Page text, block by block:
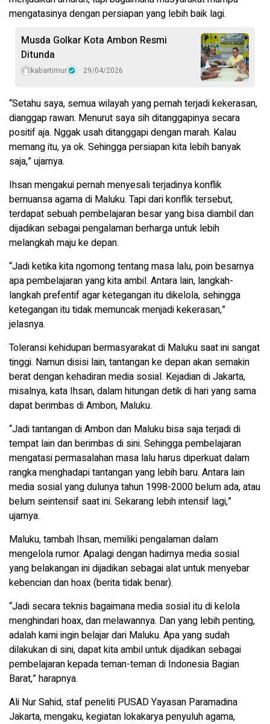
mengatasinya dengan persiapan yang lebih baik lagi.
Musda Golkar Kota Ambon Resmi
Ditunda
kabartimur 29/04/2026
“Setahu saya, semua wilayah yang pernah terjadi kekerasan,
dianggap rawan. Menurut saya sih ditanggapinya secara
positif aja. Nggak usah ditanggapi dengan marah. Kalau
memang itu, ya ok. Sehingga persiapan kita lebih banyak
saja,” ujarnya.
Ihsan mengakui pernah menyesali terjadinya konflik
bernuansa agama di Maluku. Tapi dari konflik tersebut,
terdapat sebuah pembelajaran besar yang bisa diambil dan
dijadikan sebagai pengalaman berharga untuk lebih
melangkah maju ke depan.
“Jadi ketika kita ngomong tentang masa lalu, poin besarnya
apa pembelajaran yang kita ambil. Antara lain, langkah-
langkah prefentif agar ketegangan itu dikelola, sehingga
ketegangan itu tidak memuncak menjadi kekerasan,”
jelasnya.
Toleransi kehidupan bermasyarakat di Maluku saat ini sangat
tinggi. Namun disisi lain, tantangan ke depan akan semakin
berat dengan kehadiran media sosial. Kejadian di Jakarta,
misalnya, kata Ihsan, dalam hitungan detik di hari yang sama
dapat berimbas di Ambon, Maluku.
“Jadi tantangan di Ambon dan Maluku bisa saja terjadi di
tempat lain dan berimbas di sini. Sehingga pembelajaran
mengatasi permasalahan masa lalu harus diperkuat dalam
rangka menghadapi tantangan yang lebih baru. Antara lain
media sosial yang dulunya tahun 1998-2000 belum ada, atau
belum seintensif saat ini. Sekarang lebih intensif lagi,”
ujarnya.
Maluku, tambah Ihsan, memiliki pengalaman dalam
mengelola rumor. Apalagi dengan hadirnya media sosial
yang belakangan ini dijadikan sebagai alat untuk menyebar
kebencian dan hoax (berita tidak benar).
“Jadi secara teknis bagaimana media sosial itu di kelola
menghindari hoax, dan melawannya. Dan yang lebih penting,
adalah kami ingin belajar dari Maluku. Apa yang sudah
dilakukan di sini, dapat kita ambil untuk dijadikan sebagai
pembelajaran kepada teman-teman di Indonesia Bagian
Barat,” harapnya.
Ali Nur Sahid, staf peneliti PUSAD Yayasan Paramadina
Jakarta, mengaku, kegiatan lokakarya penyuluh agama,